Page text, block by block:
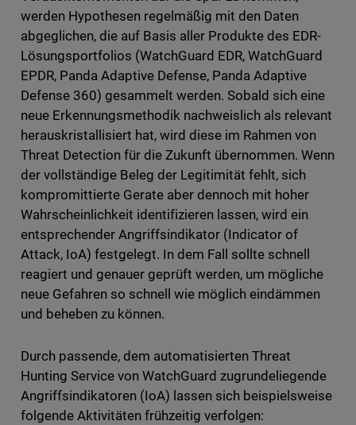
werden Hypothesen regelmäßig mit den Daten
abgeglichen, die auf Basis aller Produkte des EDR-
Lösungsportfolios (WatchGuard EDR, WatchGuard
EPDR, Panda Adaptive Defense, Panda Adaptive
Defense 360) gesammelt werden. Sobald sich eine
neue Erkennungsmethodik nachweislich als relevant
herauskristallisiert hat, wird diese im Rahmen von
Threat Detection für die Zukunft übernommen. Wenn
der vollständige Beleg der Legitimität fehlt, sich
kompromittierte Gerate aber dennoch mit hoher
Wahrscheinlichkeit identifizieren lassen, wird ein
entsprechender Angriffsindikator (Indicator of
Attack, IoA) festgelegt. In dem Fall sollte schnell
reagiert und genauer geprüft werden, um mögliche
neue Gefahren so schnell wie möglich eindämmen
und beheben zu können.
Durch passende, dem automatisierten Threat
Hunting Service von WatchGuard zugrundeliegende
Angriffsindikatoren (IoA) lassen sich beispielsweise
folgende Aktivitäten frühzeitig verfolgen: